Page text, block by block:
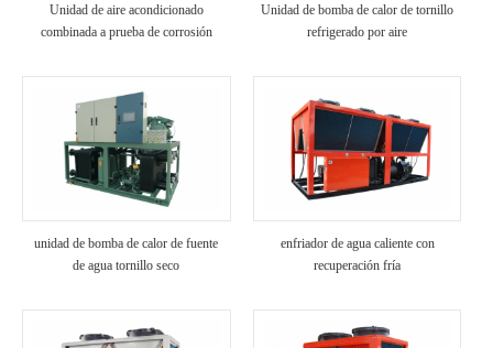
Unidad de aire acondicionado
combinada a prueba de corrosión
Unidad de bomba de calor de tornillo
refrigerado por aire
unidad de bomba de calor de fuente
de agua tornillo seco
enfriador de agua caliente con
recuperación fría